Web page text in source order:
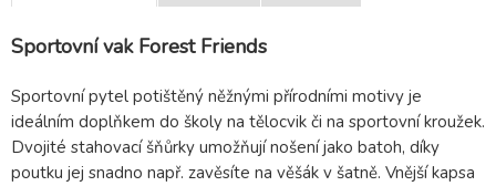
Sportovní vak Forest Friends
Sportovní pytel potištěný něžnými přírodními motivy je
ideálním doplňkem do školy na tělocvik či na sportovní kroužek.
Dvojité stahovací šňůrky umožňují nošení jako batoh, díky
poutku jej snadno např. zavěsíte na věšák v šatně. Vnější kapsa